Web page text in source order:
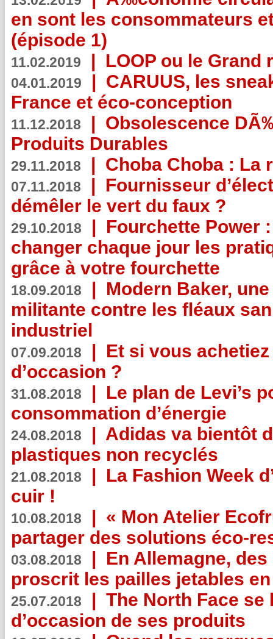
en sont les consommateurs
(épisode 1)
11.02.2019 | LOOP ou le Grand
04.01.2019 | CARUUS, les
France et éco-conception
11.12.2018 | Obsolescence
Produits Durables
29.11.2018 | Choba Choba : La
07.11.2018 | Fournisseur
démêler le vert du faux ?
29.10.2018 | Fourchette Power
changer chaque jour les
grâce à votre fourchette
18.09.2018 | Modern Baker,
militante contre les fléaux
industriel
07.09.2018 | Et si vous
d’occasion ?
31.08.2018 | Le plan de Levi’s
consommation d’énergie
24.08.2018 | Adidas va bientôt
plastiques non recyclés
21.08.2018 | La Fashion Week
cuir !
10.08.2018 | « Mon Atelier
partager des solutions éco-
03.08.2018 | En Allemagne,
proscrit les pailles jetables
25.07.2018 | The North Face se
d’occasion de ses produits